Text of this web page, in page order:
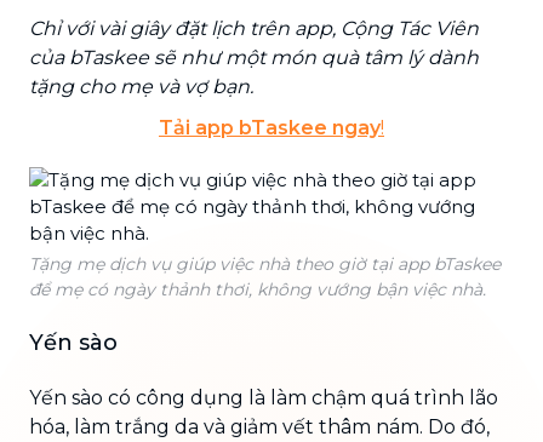
Chỉ với vài giây đặt lịch trên app, Cộng Tác Viên
của bTaskee sẽ như một món quà tâm lý dành
tặng cho mẹ và vợ bạn.
Tải app bTaskee ngay!
Tặng mẹ dịch vụ giúp việc nhà theo giờ tại app bTaskee
để mẹ có ngày thảnh thơi, không vướng bận việc nhà.
Yến sào
Yến sào có công dụng là làm chậm quá trình lão
hóa, làm trắng da và giảm vết thâm nám. Do đó,